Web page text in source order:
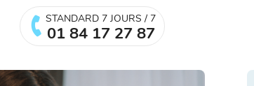
STANDARD 7 JOURS / 7
01 84 17 27 87